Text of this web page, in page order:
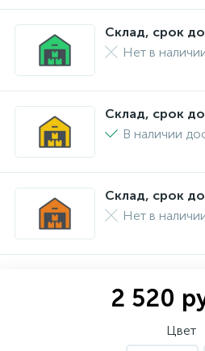
Склад, срок
Нет в
Склад, срок
В наличии
Склад, срок
Нет в
2 520
Цвет